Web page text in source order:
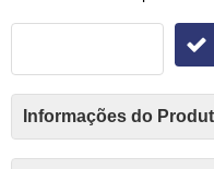
Informações do